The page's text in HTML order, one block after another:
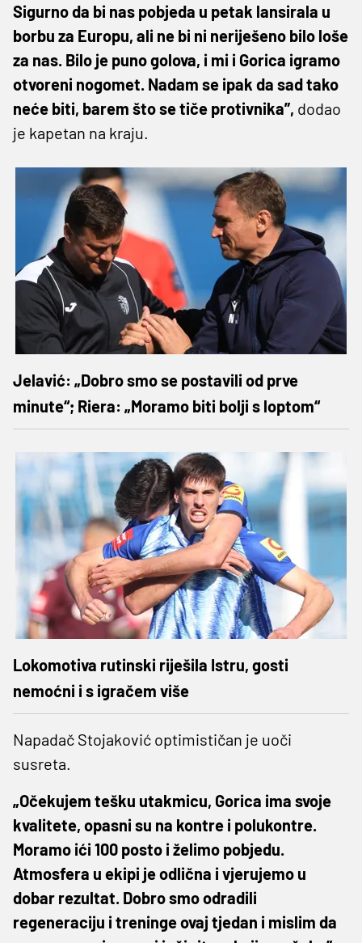
Sigurno da bi nas pobjeda u petak lansirala u
borbu za Europu, ali ne bi ni neriješeno bilo loše
za nas. Bilo je puno golova, i mi i Gorica igramo
otvoreni nogomet. Nadam se ipak da sad tako
neće biti, barem što se tiče protivnika”, dodao
je kapetan na kraju.
Jelavić: „Dobro smo se postavili od prve
minute“; Riera: „Moramo biti bolji s loptom“
Lokomotiva rutinski riješila Istru, gosti
nemoćni i s igračem više
Napadač Stojaković optimističan je uoči
susreta.
„Očekujem tešku utakmicu, Gorica ima svoje
kvalitete, opasni su na kontre i polukontre.
Moramo ići 100 posto i želimo pobjedu.
Atmosfera u ekipi je odlična i vjerujemo u
dobar rezultat. Dobro smo odradili
regeneraciju i treninge ovaj tjedan i mislim da